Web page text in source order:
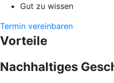
Gut zu wissen
Termin vereinbaren
Vorteile
Nachhaltiges